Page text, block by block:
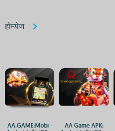
होमपेज
AA.GAME:Mobi -
AA Game APK: